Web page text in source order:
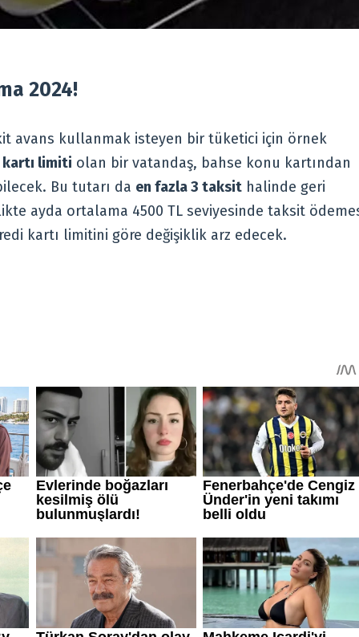
2024!
avans kullanmak isteyen bir tüketici için örnek
kartı limiti olan bir vatandaş, bahse konu kartından
Bu tutarı da en fazla 3 taksit halinde geri
ayda ortalama 4500 TL seviyesinde taksit
kartı limitini göre değişiklik arz edecek.